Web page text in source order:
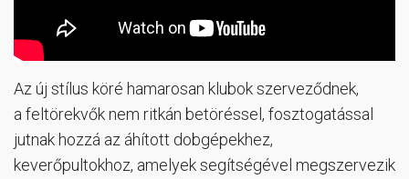
Az új stílus köré hamarosan klubok szerveződnek,
a feltörekvők nem ritkán betöréssel, fosztogatással
jutnak hozzá az áhított dobgépekhez,
keverőpultokhoz, amelyek segítségével megszervezik